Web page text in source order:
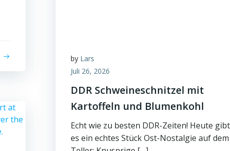
by Lars
Juli 26, 2026
DDR Schweineschnitzel mit
Kartoffeln und Blumenkohl
Echt wie zu besten DDR-Zeiten! Heute gibt
es ein echtes Stück Ost-Nostalgie auf dem